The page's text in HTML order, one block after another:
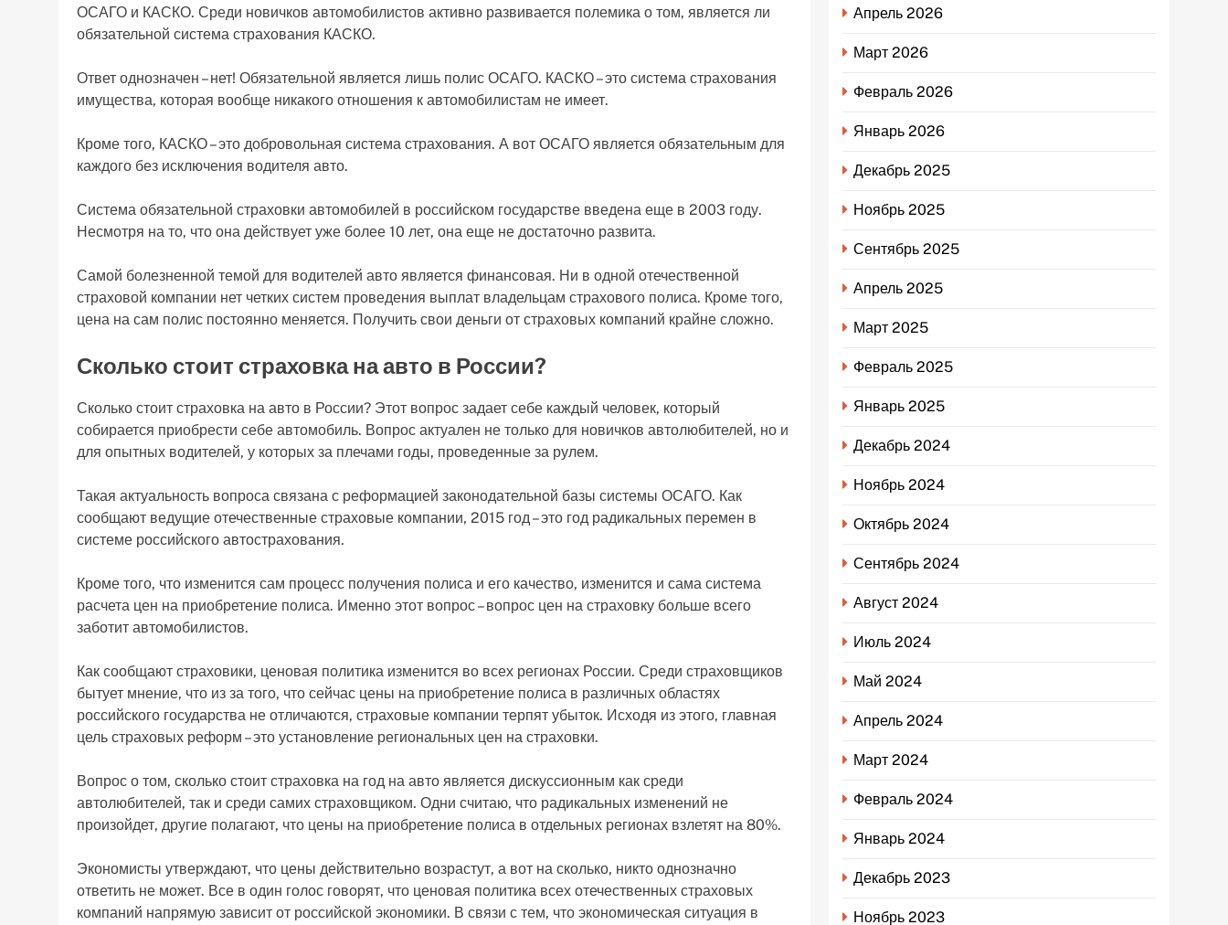
ОСАГО и КАСКО. Среди новичков автомобилистов активно развивается полемика о том, является ли
обязательной система страхования КАСКО.
Ответ однозначен – нет! Обязательной является лишь полис ОСАГО. КАСКО – это система страхования
имущества, которая вообще никакого отношения к автомобилистам не имеет.
Кроме того, КАСКО – это добровольная система страхования. А вот ОСАГО является обязательным для
каждого без исключения водителя авто.
Система обязательной страховки автомобилей в российском государстве введена еще в 2003 году.
Несмотря на то, что она действует уже более 10 лет, она еще не достаточно развита.
Самой болезненной темой для водителей авто является финансовая. Ни в одной отечественной
страховой компании нет четких систем проведения выплат владельцам страхового полиса. Кроме того,
цена на сам полис постоянно меняется. Получить свои деньги от страховых компаний крайне сложно.
Сколько стоит страховка на авто в России?
Сколько стоит страховка на авто в России? Этот вопрос задает себе каждый человек, который
собирается приобрести себе автомобиль. Вопрос актуален не только для новичков автолюбителей, но и
для опытных водителей, у которых за плечами годы, проведенные за рулем.
Такая актуальность вопроса связана с реформацией законодательной базы системы ОСАГО. Как
сообщают ведущие отечественные страховые компании, 2015 год – это год радикальных перемен в
системе российского автострахования.
Кроме того, что изменится сам процесс получения полиса и его качество, изменится и сама система
расчета цен на приобретение полиса. Именно этот вопрос – вопрос цен на страховку больше всего
заботит автомобилистов.
Как сообщают страховики, ценовая политика изменится во всех регионах России. Среди страховщиков
бытует мнение, что из за того, что сейчас цены на приобретение полиса в различных областях
российского государства не отличаются, страховые компании терпят убыток. Исходя из этого, главная
цель страховых реформ – это установление региональных цен на страховки.
Вопрос о том, сколько стоит страховка на год на авто является дискуссионным как среди
автолюбителей, так и среди самих страховщиком. Одни считаю, что радикальных изменений не
произойдет, другие полагают, что цены на приобретение полиса в отдельных регионах взлетят на 80%.
Экономисты утверждают, что цены действительно возрастут, а вот на сколько, никто однозначно
ответить не может. Все в один голос говорят, что ценовая политика всех отечественных страховых
компаний напрямую зависит от российской экономики. В связи с тем, что экономическая ситуация в
Апрель 2026
Март 2026
Февраль 2026
Январь 2026
Декабрь 2025
Ноябрь 2025
Сентябрь 2025
Апрель 2025
Март 2025
Февраль 2025
Январь 2025
Декабрь 2024
Ноябрь 2024
Октябрь 2024
Сентябрь 2024
Август 2024
Июль 2024
Май 2024
Апрель 2024
Март 2024
Февраль 2024
Январь 2024
Декабрь 2023
Ноябрь 2023